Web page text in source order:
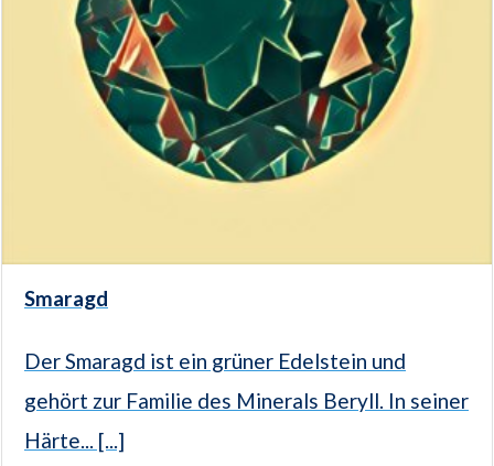
Smaragd
Der Smaragd ist ein grüner Edelstein und
gehört zur Familie des Minerals Beryll. In seiner
Härte... [...]